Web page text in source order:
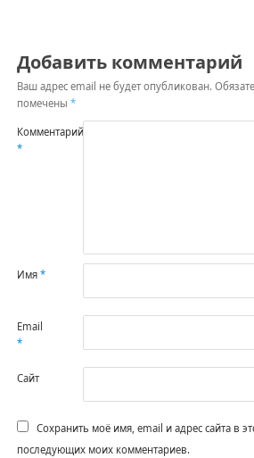
Добавить комментарий
Ваш адрес email не будет опубликован.
помечены *
Комментарий
*
Имя *
Email
*
Сайт
Сохранить моё имя, email и адрес сайта в
последующих моих комментариев.